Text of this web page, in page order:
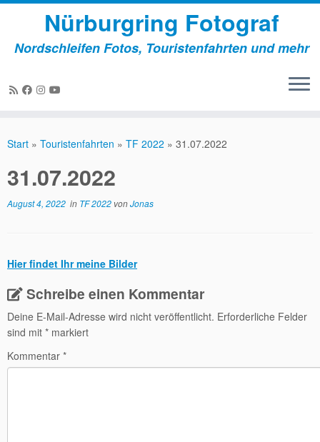
Inhalt
Nürburgring Fotograf
Nordschleifen Fotos, Touristenfahrten und mehr
Start » Touristenfahrten » TF 2022 » 31.07.2022
31.07.2022
August 4, 2022 in TF 2022 vonJonas
Hier findet Ihr meine Bilder
Schreibe einen Kommentar
Deine E-Mail-Adresse wird nicht veröffentlicht. Erforderliche Felder
sind mit * markiert
Kommentar *